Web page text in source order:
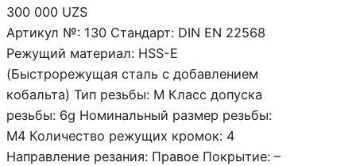
300 000 UZS
Артикул №: 130 Стандарт: DIN EN 22568
Режущий материал: HSS-E
(Быстрорежущая сталь с добавлением
кобальта) Тип резьбы: M Класс допуска
резьбы: 6g Номинальный размер резьбы:
M4 Количество режущих кромок: 4
Направление резания: Правое Покрытие: –